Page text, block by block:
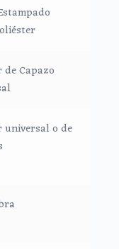
Capazo
universal o de